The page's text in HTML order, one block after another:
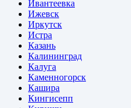
Ивантеевка
Ижевск
Иркутск
Истра
Казань
Калининград
Калуга
Каменногорск
Кашира
Кингисепп